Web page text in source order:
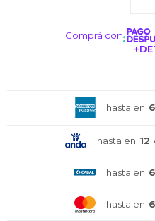
Comprá con
hasta en 6
hasta en 12
hasta en 6
hasta en 6